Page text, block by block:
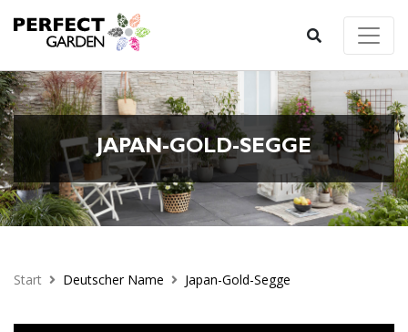
JAPAN-GOLD-SEGGE
Start Deutscher Name Japan-Gold-Segge